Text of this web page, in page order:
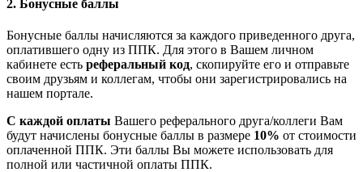
2. Бонусные баллы
Бонусные баллы начисляются за каждого приведенного друга,
оплатившего одну из ППК. Для этого в Вашем личном
кабинете есть реферальный код, скопируйте его и отправьте
своим друзьям и коллегам, чтобы они зарегистрировались на
нашем портале.
С каждой оплаты Вашего реферального друга/коллеги Вам
будут начислены бонусные баллы в размере 10% от стоимости
оплаченной ППК. Эти баллы Вы можете использовать для
полной или частичной оплаты ППК.